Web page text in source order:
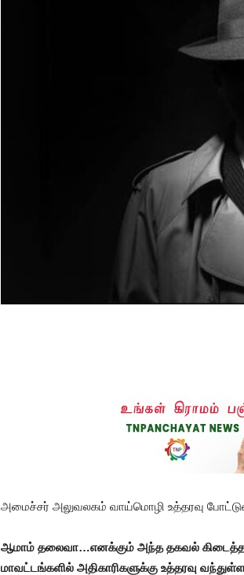
அமைச்சர் அலுவலகம் வாய்மொழி உத்தரவு
ஆமாம் தலைவா…எனக்கும் அந்த தகவல்
மாவட்டங்களில் அதிகாரிகளுக்கு உத்தரவு